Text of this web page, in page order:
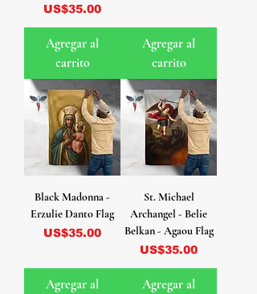
Precio
US$35.00
Agregar al
carrito
Agregar al
carrito
Black Madonna -
Erzulie Danto Flag
Precio
US$35.00
Agregar al
St. Michael
Archangel - Belie
Belkan - Agaou Flag
Precio
US$35.00
Agregar al